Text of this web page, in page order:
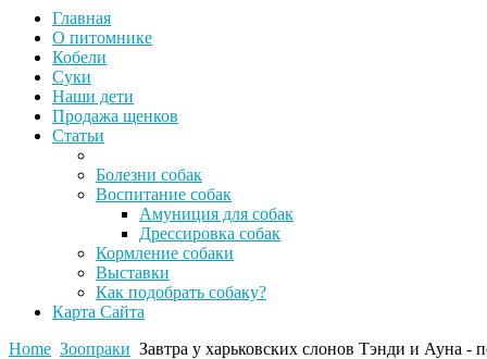
Главная
О питомнике
Кобели
Суки
Наши дети
Продажа щенков
Статьи
Болезни собак
Воспитание собак
Амуниция для собак
Дрессировка собак
Кормление собаки
Выставки
Как подобрать собаку?
Карта Сайта
Home Зоопраки Завтра у харьковских слонов Тэнди и Ауна -